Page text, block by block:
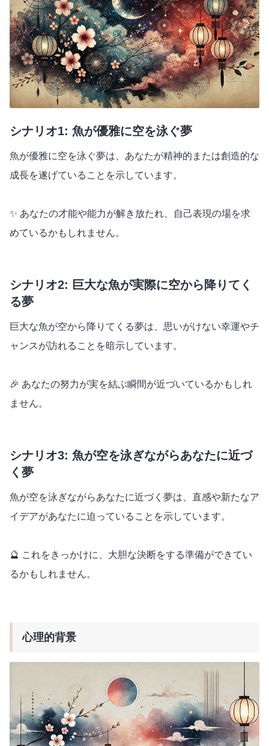
シナリオ1: 魚が優雅に空を泳ぐ夢
魚が優雅に空を泳ぐ夢は、あなたが精神的または創造的な
成長を遂げていることを示しています。
✨ あなたの才能や能力が解き放たれ、自己表現の場を求
めているかもしれません。
シナリオ2: 巨大な魚が実際に空から降りてく
る夢
巨大な魚が空から降りてくる夢は、思いがけない幸運やチ
ャンスが訪れることを暗示しています。
🎉 あなたの努力が実を結ぶ瞬間が近づいているかもしれ
ません。
シナリオ3: 魚が空を泳ぎながらあなたに近づ
く夢
魚が空を泳ぎながらあなたに近づく夢は、直感や新たなア
イデアがあなたに迫っていることを示しています。
🔮 これをきっかけに、大胆な決断をする準備ができてい
るかもしれません。
心理的背景